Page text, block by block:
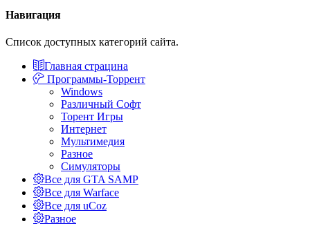
Навигация
Список доступных категорий сайта.
Главная страцина
Программы-Торрент
Windows
Различный Софт
Торент Игры
Интернет
Мультимедия
Разное
Симуляторы
Все для GTA SAMP
Все для Warface
Все для uCoz
Разное